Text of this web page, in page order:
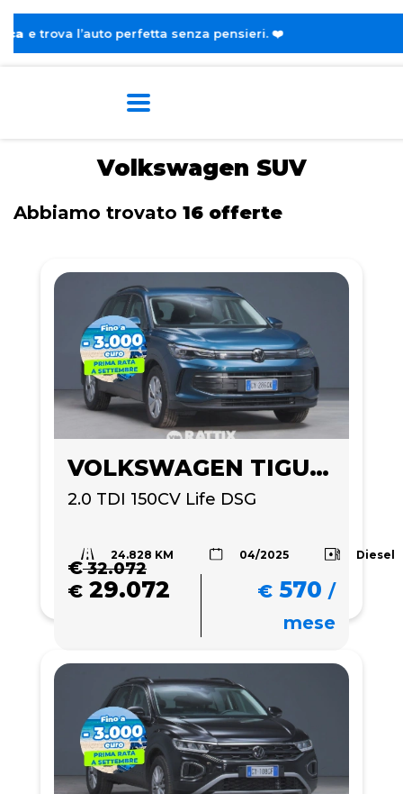
senza pensieri. ❤️
Volkswagen SUV
Abbiamo trovato 16 offerte
VOLKSWAGEN TIGUAN
2.0 TDI 150CV Life DSG
24.828 KM 04/2025 Diesel
€32.072
€ 29.072 € 570 /
mese